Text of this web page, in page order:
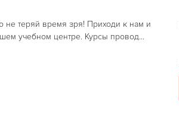
не теряй время зря! Приходи к нам и
учебном центре. Курсы провод...